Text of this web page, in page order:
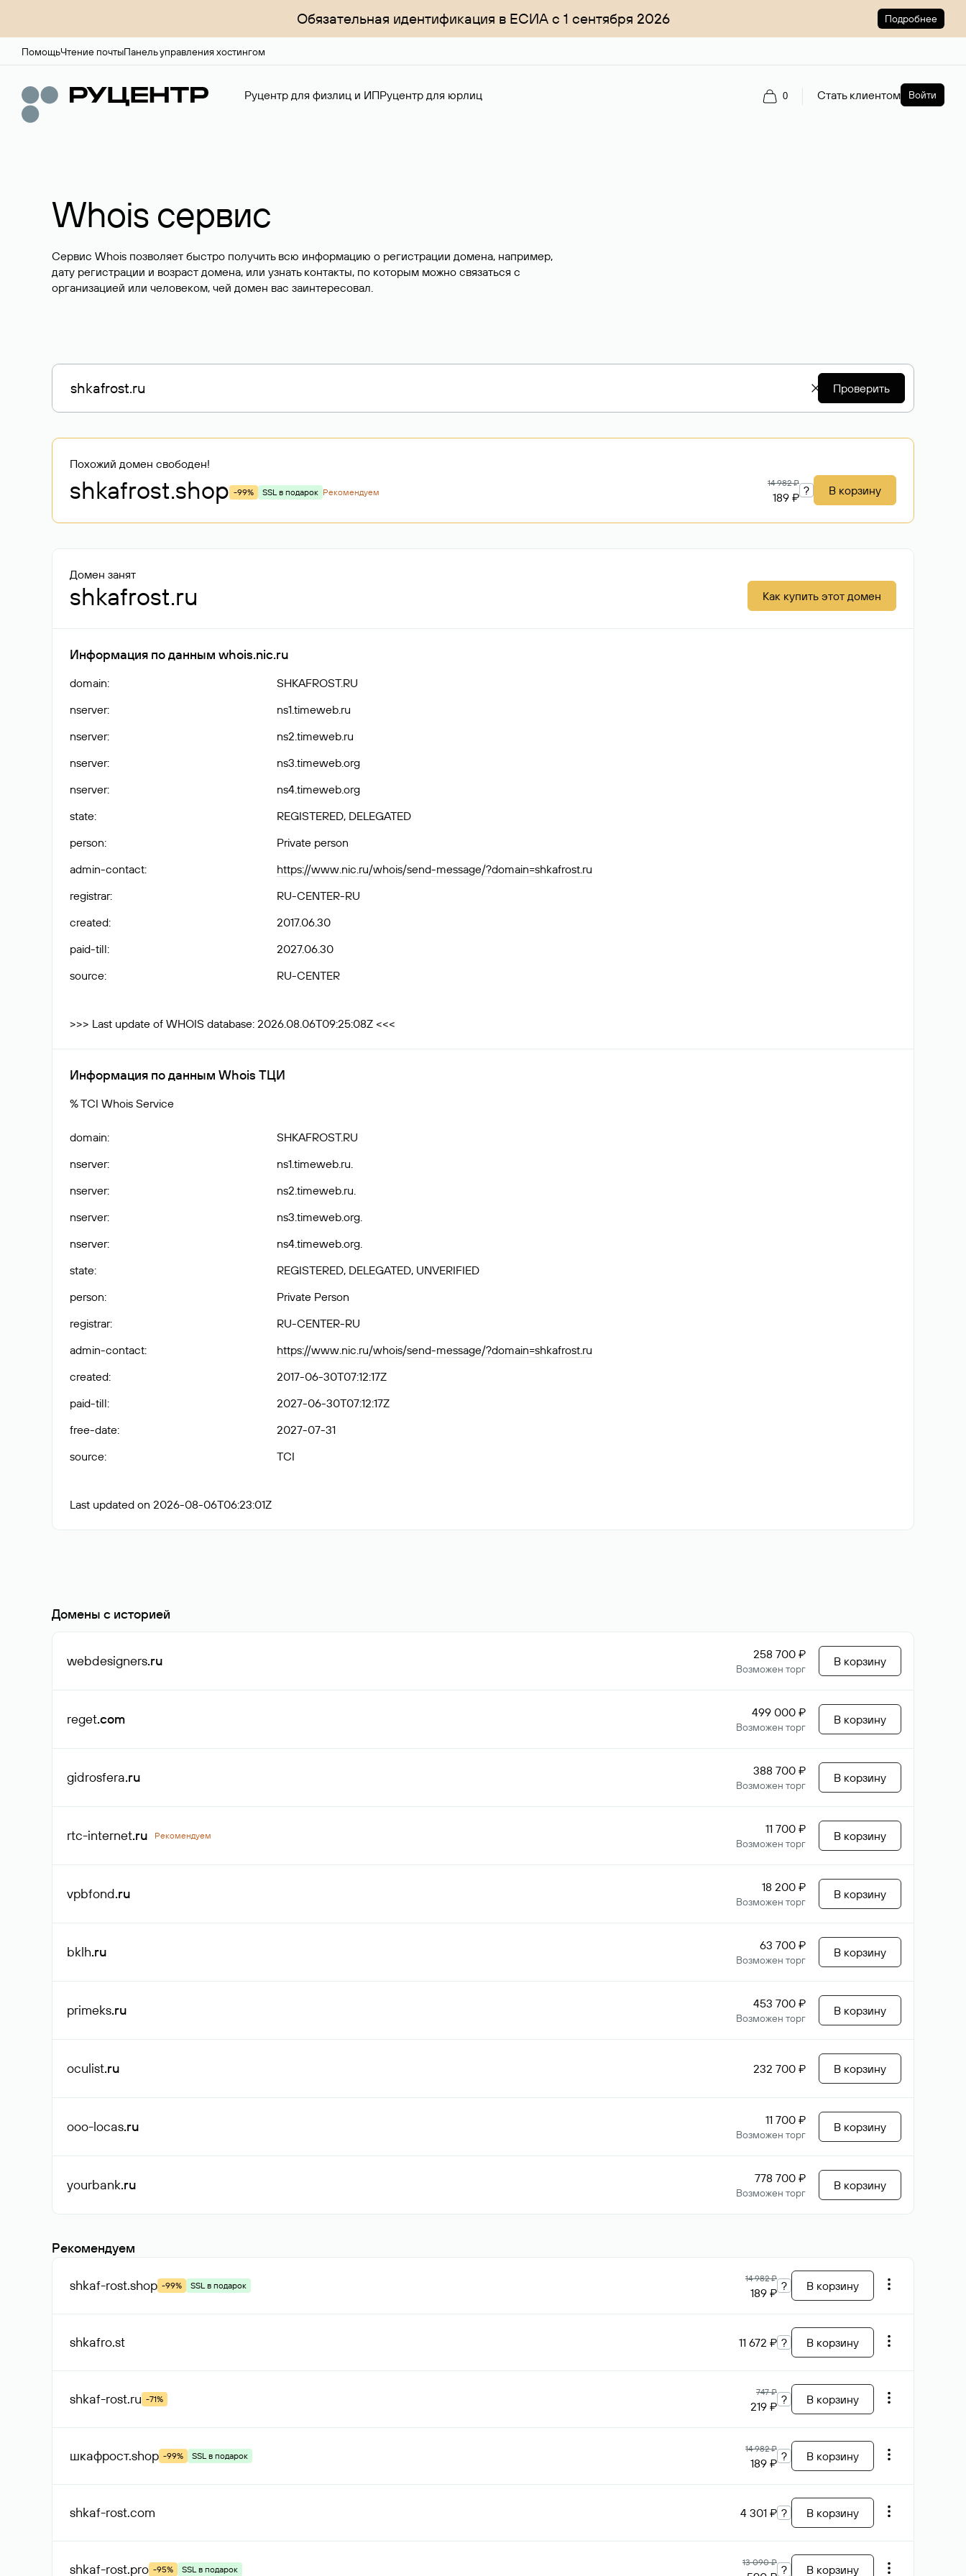
Обязательная идентификация в ЕСИА с 1 сентября 2026 Подробнее
ПомощьЧтение почтыПанель управления хостингом
Руцентр для физлиц и ИПРуцентр для юрлиц 0 Стать клиентом Войти
Whois сервис
Сервис Whois позволяет быстро получить всю информацию о регистрации домена, например,
дату регистрации и возраст домена, или узнать контакты, по которым можно связаться с
организацией или человеком, чей домен вас заинтересовал.
Проверить
Похожий домен свободен!
shkafrost.shop -99% SSL в подарок Рекомендуем
14 982 ₽
189 ₽ ? В корзину
Домен занят
shkafrost.ru Как купить этот домен
Информация по данным whois.nic.ru
domain:
SHKAFROST.RU
nserver:
ns1.timeweb.ru
nserver:
ns2.timeweb.ru
nserver:
ns3.timeweb.org
nserver:
ns4.timeweb.org
state:
REGISTERED, DELEGATED
person:
Private person
admin-contact:
https://www.nic.ru/whois/send-message/?domain=shkafrost.ru
registrar:
RU-CENTER-RU
created:
2017.06.30
paid-till:
2027.06.30
source: RU-CENTER
>>> Last update of WHOIS database: 2026.08.06T09:25:08Z <<<
Информация по данным Whois ТЦИ
% TCI Whois Service
domain:
SHKAFROST.RU
nserver:
ns1.timeweb.ru.
nserver:
ns2.timeweb.ru.
nserver:
ns3.timeweb.org.
nserver:
ns4.timeweb.org.
state:
REGISTERED, DELEGATED, UNVERIFIED
person:
Private Person
registrar:
RU-CENTER-RU
admin-contact:
https://www.nic.ru/whois/send-message/?domain=shkafrost.ru
created:
2017-06-30T07:12:17Z
paid-till:
2027-06-30T07:12:17Z
free-date:
2027-07-31
source: TCI
Last updated on 2026-08-06T06:23:01Z
Домены с историей
webdesigners.ru 258 700 ₽
Возможен торг
В корзину
reget.com 499 000 ₽
Возможен торг
В корзину
gidrosfera.ru 388 700 ₽
Возможен торг
В корзину
rtc-internet.ru Рекомендуем 11 700 ₽
Возможен торг
В корзину
vpbfond.ru 18 200 ₽
Возможен торг
В корзину
bklh.ru 63 700 ₽
Возможен торг
В корзину
primeks.ru 453 700 ₽
Возможен торг
В корзину
oculist.ru 232 700 ₽ В корзину
ooo-locas.ru 11 700 ₽
Возможен торг
В корзину
yourbank.ru 778 700 ₽
Возможен торг
В корзину
Рекомендуем
shkaf-rost.shop -99% SSL в подарок
14 982 ₽
189 ₽ ? В корзину
shkafro.st 11 672 ₽ ? В корзину
shkaf-rost.ru -71%
747 ₽
219 ₽ ? В корзину
шкафрост.shop -99% SSL в подарок
14 982 ₽
189 ₽ ? В корзину
shkaf-rost.com 4 301 ₽ ? В корзину
shkaf-rost.pro -95% SSL в подарок
13 090 ₽
? В корзину